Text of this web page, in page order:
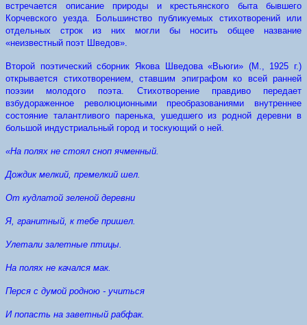
встречается описание природы и крестьянского быта бывшего
Корчевского уезда. Большинство публикуемых стихотворений или
отдельных строк из них могли бы носить общее название
«неизвестный поэт Шведов».
Второй поэтический сборник Якова Шведова «Вьюги» (М., 1925 г.)
открывается стихотворением, ставшим эпиграфом ко всей ранней
поэзии молодого поэта. Стихотворение правдиво передает
взбудораженное революционными преобразованиями внутреннее
состояние талантливого паренька, ушедшего из родной деревни в
большой индустриальный город и тоскующий о ней.
«На полях не стоял сноп ячменный.
Дождик мелкий, премелкий шел.
От кудлатой зеленой деревни
Я, гранитный, к тебе пришел.
Улетали залетные птицы.
На полях не качался мак.
Перся с думой родною - учиться
И попасть на заветный рабфак.